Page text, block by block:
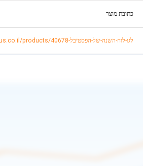
כתובת מוצר
https://toysrus.co.il/products/לגו-לוח-השנה-של-הפסטיבל-40678